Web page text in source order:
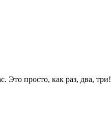
Это просто, как раз, два, три!